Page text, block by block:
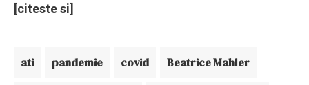
[citeste si]
ati pandemie covid Beatrice Mahler